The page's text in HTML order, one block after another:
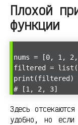
Плохой
функции
nums = [0, 1,
filtered =
print(filtered)
# [1, 2, 3]
Здесь
удобно, но